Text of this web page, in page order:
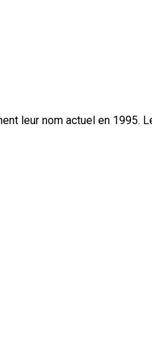
leur nom actuel en 1995.